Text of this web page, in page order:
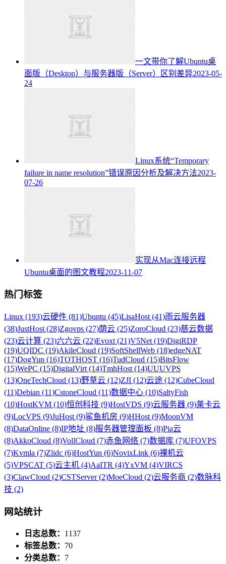
一文带你了解Ubuntu桌
面版（Desktop）与服务器版（Server）区别差异2023-05-
24
Linux系统“Temporary
failure in name resolution”错误原因分析及解决方法2023-
07-26
实现从Mac连接远程
Ubuntu桌面的图文教程2023-11-07
热门标签
Linux (193)云硬件 (81)Ubuntu (45)LisaHost (41)雨云服务器
(38)JustHost (28)Zgovps (27)荫云 (25)ZoroCloud (23)慈云数据
(23)云计算 (23)六六云 (22)Evoxt (21)V5Net (19)DigiRDP
(19)UQIDC (19)AkileCloud (19)SoftShellWeb (18)edgeNAT
(17)DogYun (16)TOTHOST (16)TudCloud (15)BitsFlow
(15)WePC (15)DigitalVirt (14)TmhHost (14)UUUVPS
(13)OneTechCloud (13)野草云 (12)ZJI (12)云途 (12)CubeCloud
(11)Debian (11)CstoneCloud (11)数据中心 (10)SaltyFish
(10)HostKVM (10)恒创科技 (9)HostVDS (9)云服务器 (9)莱卡云
(9)LocVPS (9)JuHost (9)鲨鱼机房 (9)HHost (9)MoonVM
(8)DataOnline (8)IP地址 (8)服务器管理面板 (8)Pia云
(8)AkkoCloud (8)VollCloud (7)赤鱼网络 (7)数据库 (7)UFOVPS
(7)Kvmla (7)Zlidc (6)HostYun (6)NovixLink (6)裸机云
(5)VPSCAT (5)云主机 (4)AaITR (4)YxVM (4)VIRCS
(3)ClawCloud (2)CSTServer (2)MoeCloud (2)云服务商 (2)数脉科
技 (2)
网站统计
日志总数： 1137
标签总数： 70
分类总数： 7